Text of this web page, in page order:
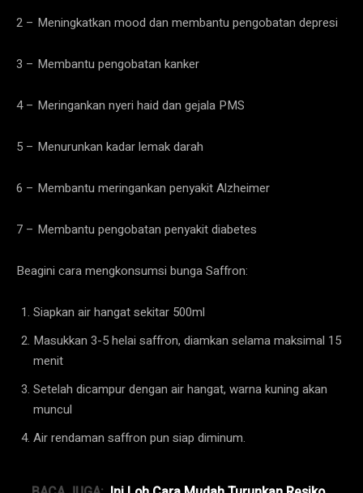
2 – Meningkatkan mood dan membantu pengobatan depresi
3 – Membantu pengobatan kanker
4 – Meringankan nyeri haid dan gejala PMS
5 – Menurunkan kadar lemak darah
6 – Membantu meringankan penyakit Alzheimer
7 – Membantu pengobatan penyakit diabetes
Beagini cara mengkonsumsi bunga Saffron:
Siapkan air hangat sekitar 500ml
Masukkan 3-5 helai saffron, diamkan selama maksimal 15
menit
Setelah dicampur dengan air hangat, warna kuning akan
muncul
Air rendaman saffron pun siap diminum.